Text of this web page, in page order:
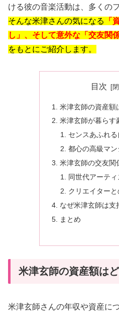
ける彼の音楽活動は、多くの
そんな米津さんの気になる
「
し」、そして意外な「交友関
をもとにご紹介します。
目次
米津玄師の資産額
米津玄師が暮らす
センスあふれ
都心の高級マ
米津玄師の交友関
同世代アーテ
クリエイター
なぜ米津玄師は支
まとめ
米津玄師の資産額は
米津玄師さんの年収や資産に